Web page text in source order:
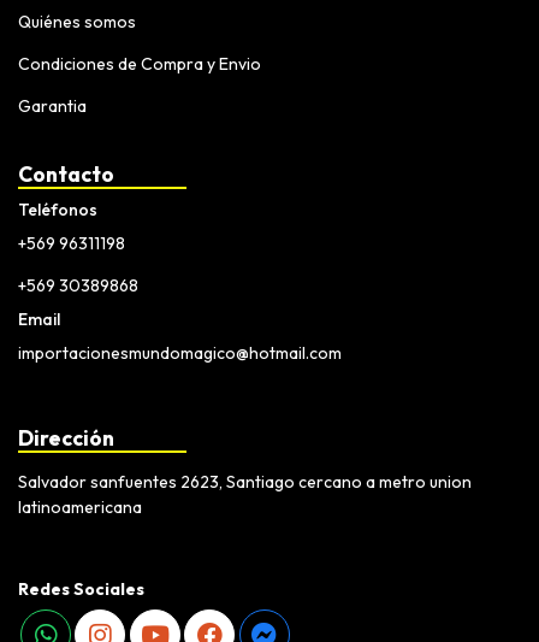
Quiénes somos
Condiciones de Compra y Envio
Garantia
Contacto
Teléfonos
+569 96311198
+569 30389868
Email
importacionesmundomagico@hotmail.com
Dirección
Salvador sanfuentes 2623, Santiago cercano a metro union
latinoamericana
Redes Sociales